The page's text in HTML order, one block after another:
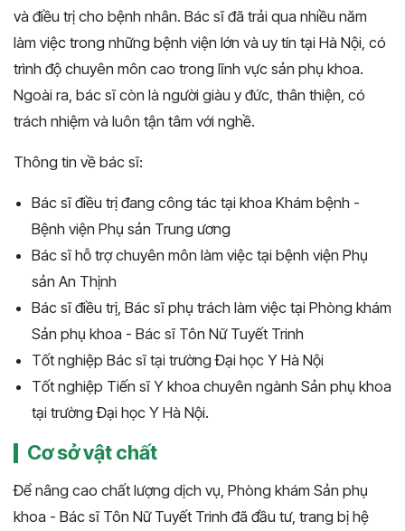
và điều trị cho bệnh nhân. Bác sĩ đã trải qua nhiều năm
làm việc trong những bệnh viện lớn và uy tín tại Hà Nội, có
trình độ chuyên môn cao trong lĩnh vực sản phụ khoa.
Ngoài ra, bác sĩ còn là người giàu y đức, thân thiện, có
trách nhiệm và luôn tận tâm với nghề.
Thông tin về bác sĩ:
Bác sĩ điều trị đang công tác tại khoa Khám bệnh -
Bệnh viện Phụ sản Trung ương
Bác sĩ hỗ trợ chuyên môn làm việc tại bệnh viện Phụ
sản An Thịnh
Bác sĩ điều trị, Bác sĩ phụ trách làm việc tại Phòng khám
Sản phụ khoa - Bác sĩ Tôn Nữ Tuyết Trinh
Tốt nghiệp Bác sĩ tại trường Đại học Y Hà Nội
Tốt nghiệp Tiến sĩ Y khoa chuyên ngành Sản phụ khoa
tại trường Đại học Y Hà Nội.
Cơ sở vật chất
Để nâng cao chất lượng dịch vụ, Phòng khám Sản phụ
khoa - Bác sĩ Tôn Nữ Tuyết Trinh đã đầu tư, trang bị hệ